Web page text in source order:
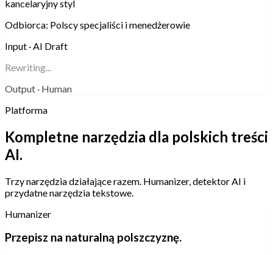
kancelaryjny styl
Odbiorca: Polscy specjaliści i menedżerowie
Input · AI Draft
Rewriting...
Output · Human
Platforma
Kompletne narzędzia dla polskich treści
AI.
Trzy narzędzia działające razem. Humanizer, detektor AI i
przydatne narzędzia tekstowe.
Humanizer
Przepisz na naturalną polszczyznę.